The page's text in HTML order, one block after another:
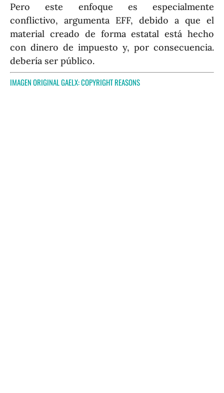
Pero este enfoque es especialmente
conflictivo, argumenta EFF, debido a que el
material creado de forma estatal está hecho
con dinero de impuesto y, por consecuencia.
debería ser público.
IMAGEN ORIGINAL GAELX:COPYRIGHT REASONS